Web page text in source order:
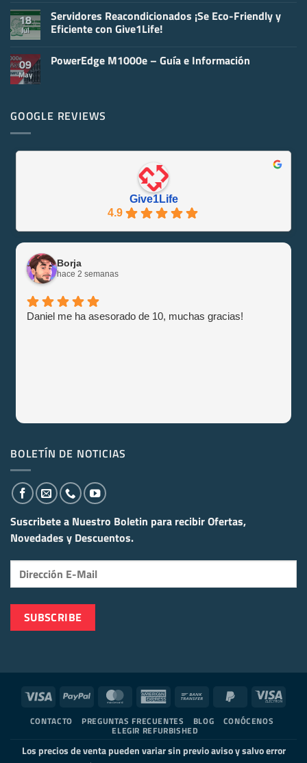
Mantenimiento
de
un
en
Curso
de
y
Virtualización
18
Jul
Servidores Reacondicionados ¡Se Eco-Friendly y
Eficiente con Give1Life!
comentarios
Friendly
y
Give1Life!
09
May
PowerEdge M1000e – Guía e Información
PowerEdge
M1000e
Información
GOOGLE REVIEWS
Give1Life
4.9
Borja
hace 2 semanas
Daniel me ha asesorado de 10, muchas gracias!
BOLETÍN DE NOTICIAS
Suscribete a Nuestro Boletin para recibirOfertas,
Novedades y Descuentos.
Visa PayPal MasterCard American
PayPal
Visa
CONTACTO PREGUNTAS FRECUENTES BLOG CONÓCENOS
ELEGIR REFURBISHED
Los precios de venta pueden variar sin previo aviso y salvo error